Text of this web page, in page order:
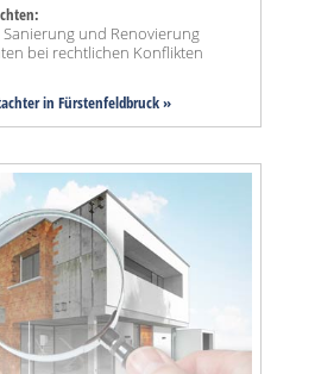
Sanierung und Renovierung
bei rechtlichen Konflikten
in Fürstenfeldbruck »